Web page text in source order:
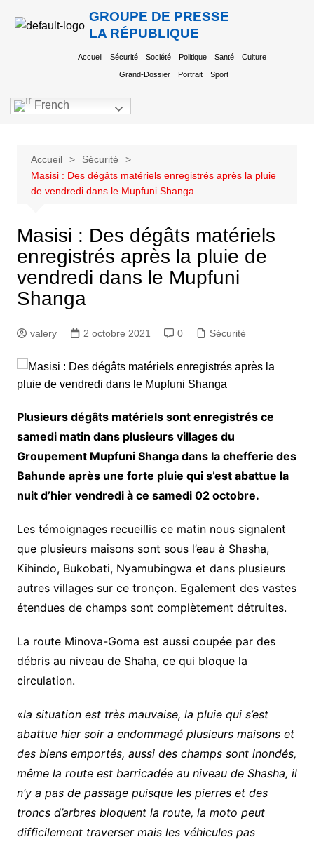
GROUPE DE PRESSE
LA RÉPUBLIQUE
Accueil Sécurité Société Politique Santé Culture
Grand-Dossier Portrait Sport
French
Accueil
Sécurité
Masisi : Des dégâts matériels enregistrés après la pluie
de vendredi dans le Mupfuni Shanga
Masisi : Des dégâts matériels
enregistrés après la pluie de
vendredi dans le Mupfuni
Shanga
valery 2 octobre 2021 0 Sécurité
Plusieurs dégâts matériels sont enregistrés ce
samedi matin dans plusieurs villages du
Groupement Mupfuni Shanga dans la chefferie des
Bahunde après une forte pluie qui s’est abattue la
nuit d’hier vendredi à ce samedi 02 octobre.
Les témoignages recueillis ce matin nous signalent
que plusieurs maisons sont sous l’eau à Shasha,
Kihindo, Bukobati, Nyamubingwa et dans plusieurs
autres villages sur ce tronçon. Egalement des vastes
étendues de champs sont complètement détruites.
La route Minova-Goma est aussi coupée par des
débris au niveau de Shaha, ce qui bloque la
circulation.
«la situation est très mauvaise, la pluie qui s’est
abattue hier soir a endommagé plusieurs maisons et
des biens emportés, aussi des champs sont inondés,
même la route est barricadée au niveau de Shasha, il
n’y a pas de passage puisque les pierres et des
troncs d’arbres bloquent la route, la moto peut
difficilement traverser mais les véhicules pas